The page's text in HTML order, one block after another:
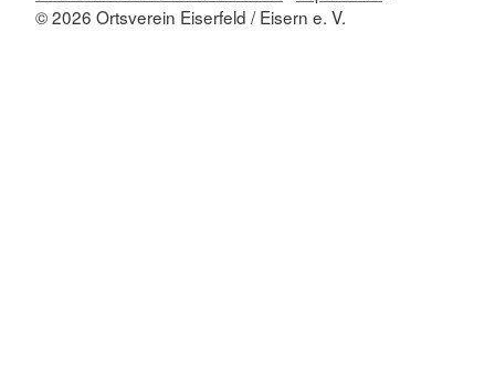
© 2026 Ortsverein Eiserfeld / Eisern e. V.